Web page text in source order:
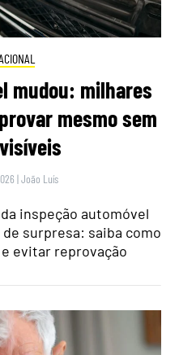
mudou: milhares
mesmo sem
|João Luís
inspeção automóvel
surpresa: saiba como
evitar reprovação